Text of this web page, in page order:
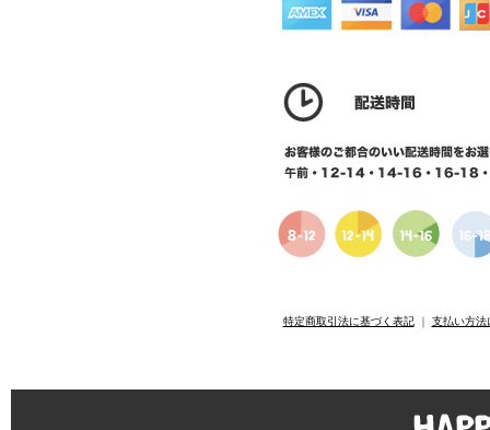
特定商取引法に基づく表記｜ 支払い方法